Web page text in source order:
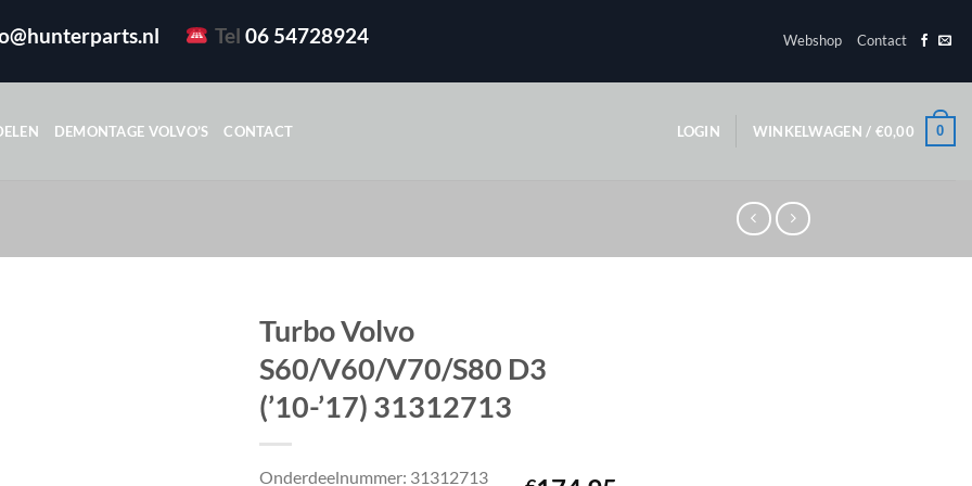
Tel 06 54728924 Webshop Contact
DEMONTAGE VOLVO’S CONTACT LOGIN WINKELWAGEN / €0,00 0
Turbo Volvo
S60/V60/V70/S80 D3
(’10-’17) 31312713
Onderdeelnummer: 31312713